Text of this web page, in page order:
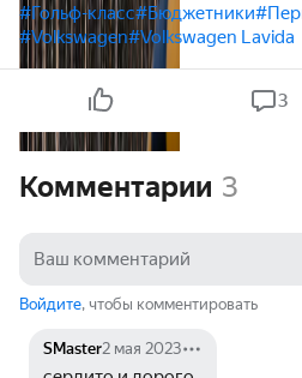
#Гольф-класс#Бюджетники
#Volkswagen#Volkswagen Lavida
3
Комментарии 3
Войдите, чтобы комментировать
SMaster2 мая 2023